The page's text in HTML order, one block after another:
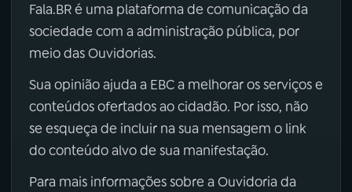
Fala.BR é uma plataforma de comunicação da
sociedade com a administração pública, por
meio das Ouvidorias.
Sua opinião ajuda a EBC a melhorar os serviços e
conteúdos ofertados ao cidadão. Por isso, não
se esqueça de incluir na sua mensagem o link
do conteúdo alvo de sua manifestação.
Para mais informações sobre a Ouvidoria da